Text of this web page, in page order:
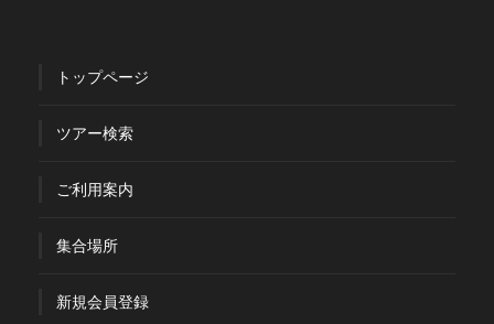
トップページ
ツアー検索
ご利用案内
集合場所
新規会員登録